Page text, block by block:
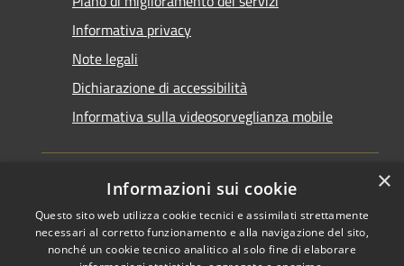
Informativa privacy
Note legali
Dichiarazione di accessibilità
Informativa sulla videosorveglianza mobile
RSS
Accessibilità
Copyright © 2026 • Comune di
Taranto • Powered by
×
Informazioni sui cookie
Questo sito web utilizza cookie tecnici e assimilati strettamente
necessari al corretto funzionamento e alla navigazione del sito,
nonché un cookie tecnico analitico al solo fine di elaborare